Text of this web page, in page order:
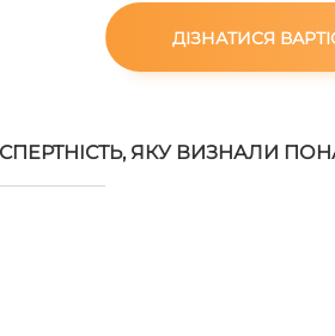
ДІЗНАТИСЯ
ЯКУ ВИЗНАЛИ